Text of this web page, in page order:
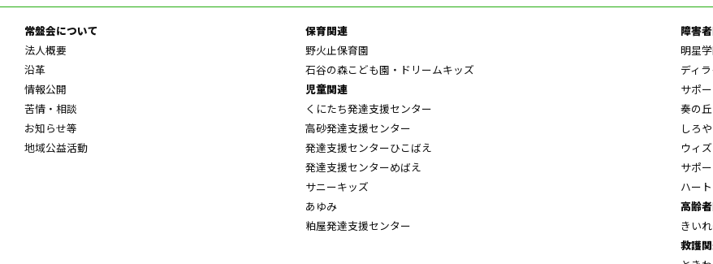
常盤会について
法人概要
沿革
情報公開
苦情・相談
お知らせ等
地域公益活動
保育関連
野火止保育園
石谷の森こども園・ドリームキッズ
児童関連
くにたち発達支援センター
高砂発達支援センター
発達支援センターひこばえ
発達支援センターめばえ
サニーキッズ
あゆみ
粕屋発達支援センター
障害
明星
ディ
サポ
奏の丘
しろ
ウィズ
サポ
ハー
高齢
きい
救護